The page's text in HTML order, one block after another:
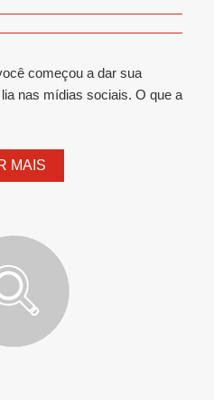
começou a dar sua
nas mídias sociais. O que a
MAIS